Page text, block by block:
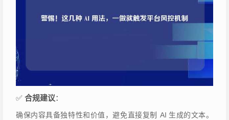
✅ 合规建议：
确保内容具备独特性和价值，避免直接复制 AI 生成的文本。